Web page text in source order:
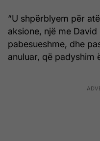
“U shpërblyem për
aksione, një me
pabesueshme, dhe
anuluar, që padyshim